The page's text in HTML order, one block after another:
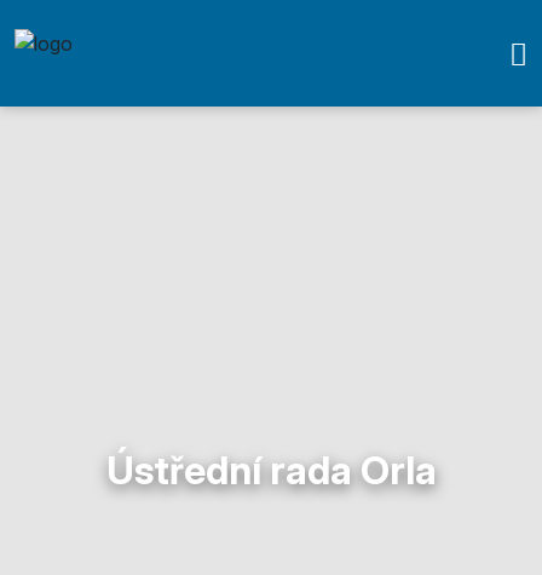
Ústřední rada Orla